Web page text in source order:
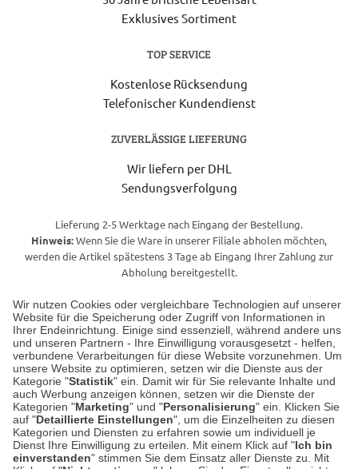
Wir nutzen Cookies oder vergleichbare Technologien auf unserer
Website für die Speicherung oder Zugriff von Informationen in
Ihrer Endeinrichtung. Einige sind essenziell, während andere uns
und unseren Partnern - Ihre Einwilligung vorausgesetzt - helfen,
verbundene Verarbeitungen für diese Website vorzunehmen. Um
unsere Website zu optimieren, setzen wir die Dienste aus der
Kategorie "Statistik" ein. Damit wir für Sie relevante Inhalte und
auch Werbung anzeigen können, setzen wir die Dienste der
Kategorien "Marketing" und "Personalisierung" ein. Klicken Sie
auf "Detaillierte Einstellungen", um die Einzelheiten zu diesen
Kategorien und Diensten zu erfahren sowie um individuell je
Dienst Ihre Einwilligung zu erteilen. Mit einem Klick auf "Ich bin
einverstanden" stimmen Sie dem Einsatz aller Dienste zu. Mit
Exklusives Sortiment
TOP SERVICE
Kostenlose Rücksendung
Telefonischer Kundendienst
ZUVERLÄSSIGE LIEFERUNG
Wir liefern per DHL
Sendungsverfolgung
Lieferung 2-5 Werktage nach Eingang der Bestellung.
Hinweis:Wenn Sie die Ware in unserer Filiale abholen möchten,
werden die Artikel spätestens 3 Tage ab Eingang Ihrer Zahlung zur
Abholung bereitgestellt.
Unser Geschäft in Meckenheim
Auf dem Steinbüchel 6
53340 Meckenheim
Montag bis Samstag 9:00 Uhr bis 18:00 Uhr
weitere Information